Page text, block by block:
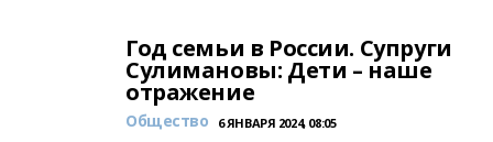
Год семьи в России. Супруги
Сулимановы: Дети – наше
отражение
Общество 6 ЯНВАРЯ 2024, 08:05